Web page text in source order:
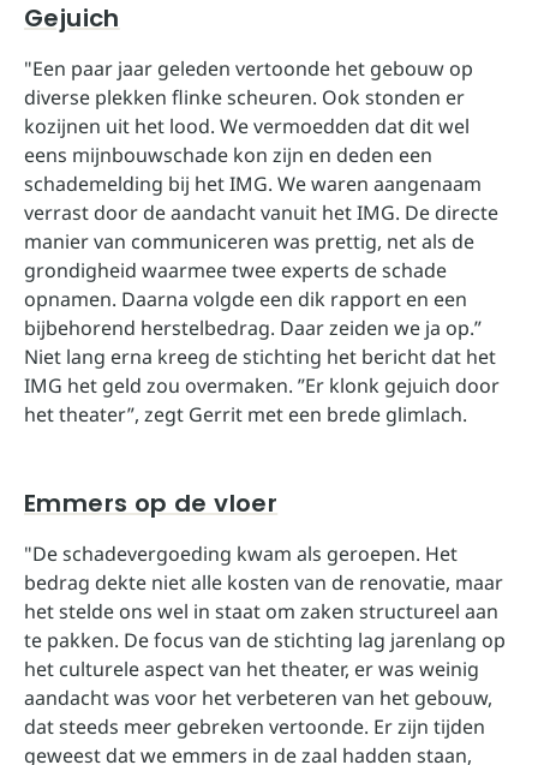
Gejuich
"Een paar jaar geleden vertoonde het gebouw op
diverse plekken flinke scheuren. Ook stonden er
kozijnen uit het lood. We vermoedden dat dit wel
eens mijnbouwschade kon zijn en deden een
schademelding bij het IMG. We waren aangenaam
verrast door de aandacht vanuit het IMG. De directe
manier van communiceren was prettig, net als de
grondigheid waarmee twee experts de schade
opnamen. Daarna volgde een dik rapport en een
bijbehorend herstelbedrag. Daar zeiden we ja op.”
Niet lang erna kreeg de stichting het bericht dat het
IMG het geld zou overmaken. ”Er klonk gejuich door
het theater”, zegt Gerrit met een brede glimlach.
Emmers op de vloer
"De schadevergoeding kwam als geroepen. Het
bedrag dekte niet alle kosten van de renovatie, maar
het stelde ons wel in staat om zaken structureel aan
te pakken. De focus van de stichting lag jarenlang op
het culturele aspect van het theater, er was weinig
aandacht was voor het verbeteren van het gebouw,
dat steeds meer gebreken vertoonde. Er zijn tijden
geweest dat we emmers in de zaal hadden staan,